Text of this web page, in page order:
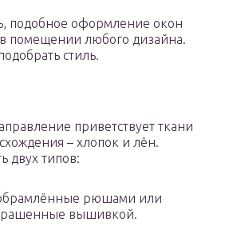
подобное оформление окон
в помещении любого дизайна.
стиль.
приветствует ткани
– хлопок и лён.
двух типов:
рюшами или
вышивкой.